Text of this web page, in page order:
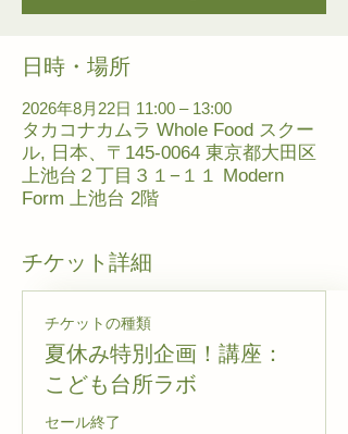
日時・場所
2026年8月22日 11:00 – 13:00
タカコナカムラ Whole Food スクー
ル, 日本、〒145-0064 東京都大田区
上池台２丁目３１−１１ Modern
Form 上池台 2階
チケット詳細
チケットの種類
夏休み特別企画！講座：
こども台所ラボ
セール終了